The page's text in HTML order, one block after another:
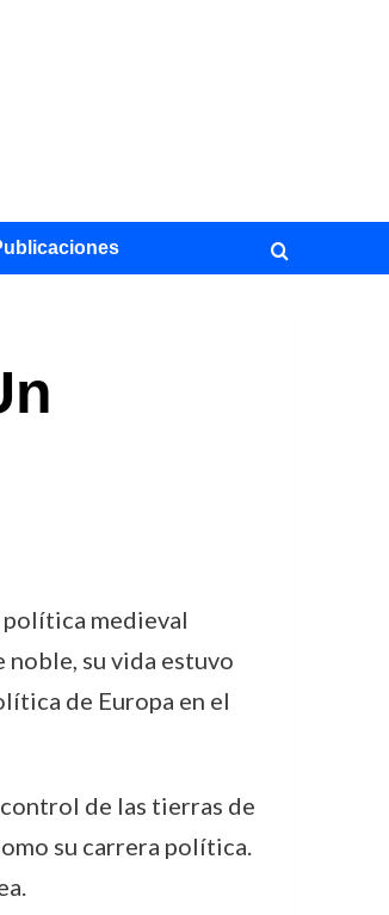
política medieval
su vida estuvo
de Europa en el
de las tierras de
su carrera política.